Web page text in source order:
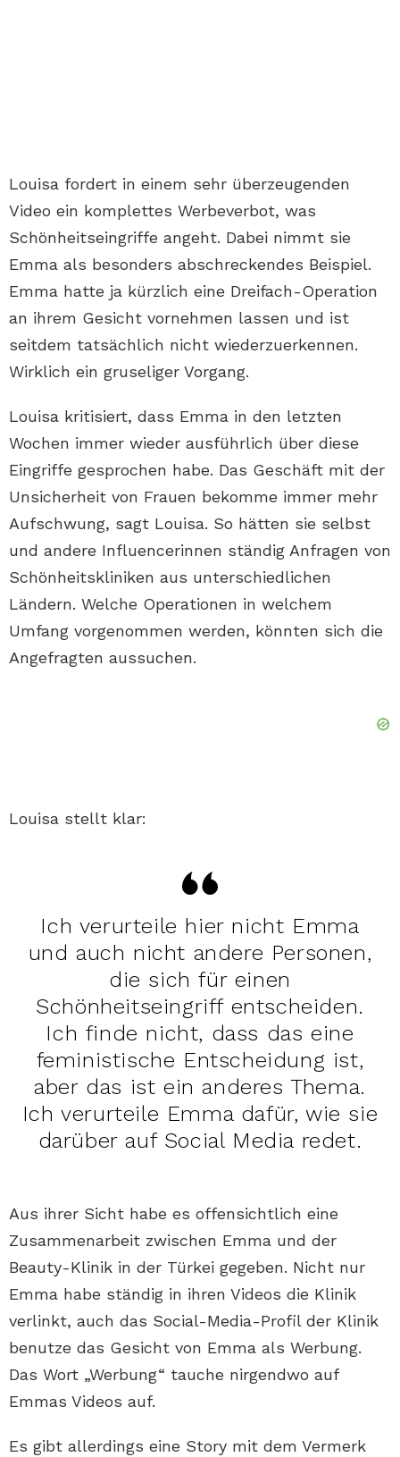
Louisa fordert in einem sehr überzeugenden
Video ein komplettes Werbeverbot, was
Schönheitseingriffe angeht. Dabei nimmt sie
Emma als besonders abschreckendes Beispiel.
Emma hatte ja kürzlich eine Dreifach-Operation
an ihrem Gesicht vornehmen lassen und ist
seitdem tatsächlich nicht wiederzuerkennen.
Wirklich ein gruseliger Vorgang.
Louisa kritisiert, dass Emma in den letzten
Wochen immer wieder ausführlich über diese
Eingriffe gesprochen habe. Das Geschäft mit der
Unsicherheit von Frauen bekomme immer mehr
Aufschwung, sagt Louisa. So hätten sie selbst
und andere Influencerinnen ständig Anfragen von
Schönheitskliniken aus unterschiedlichen
Ländern. Welche Operationen in welchem
Umfang vorgenommen werden, könnten sich die
Angefragten aussuchen.
Louisa stellt klar:
Ich verurteile hier nicht Emma
und auch nicht andere Personen,
die sich für einen
Schönheitseingriff entscheiden.
Ich finde nicht, dass das eine
feministische Entscheidung ist,
aber das ist ein anderes Thema.
Ich verurteile Emma dafür, wie sie
darüber auf Social Media redet.
Aus ihrer Sicht habe es offensichtlich eine
Zusammenarbeit zwischen Emma und der
Beauty-Klinik in der Türkei gegeben. Nicht nur
Emma habe ständig in ihren Videos die Klinik
verlinkt, auch das Social-Media-Profil der Klinik
benutze das Gesicht von Emma als Werbung.
Das Wort „Werbung“ tauche nirgendwo auf
Emmas Videos auf.
Es gibt allerdings eine Story mit dem Vermerk